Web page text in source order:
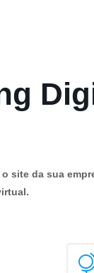
site da sua